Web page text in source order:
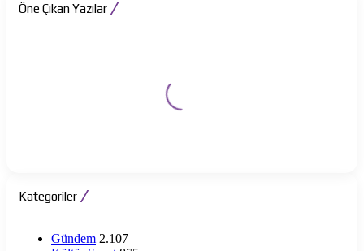
Öne Çıkan Yazılar
Kategoriler
Gündem 2.107